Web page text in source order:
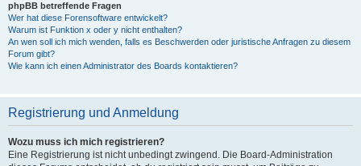
phpBB betreffende Fragen
Wer hat diese Forensoftware entwickelt?
Warum ist Funktion x oder y nicht enthalten?
An wen soll ich mich wenden, falls es Beschwerden oder juristische Anfragen zu diesem
Forum gibt?
Wie kann ich einen Administrator des Boards kontaktieren?
Registrierung und Anmeldung
Wozu muss ich mich registrieren?
Eine Registrierung ist nicht unbedingt zwingend. Die Board-Administration